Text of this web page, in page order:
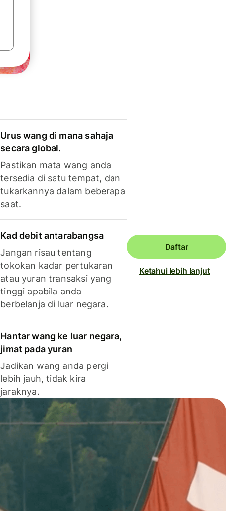
Urus wang di mana sahaja
secara global.
Pastikan mata wang anda
tersedia di satu tempat, dan
tukarkannya dalam beberapa
saat.
Kad debit antarabangsa
Jangan risau tentang
tokokan kadar pertukaran
atau yuran transaksi yang
tinggi apabila anda
berbelanja di luar negara.
Hantar wang ke luar negara,
jimat pada yuran
Jadikan wang anda pergi
lebih jauh, tidak kira
jaraknya.
Daftar
Ketahui lebih lanjut